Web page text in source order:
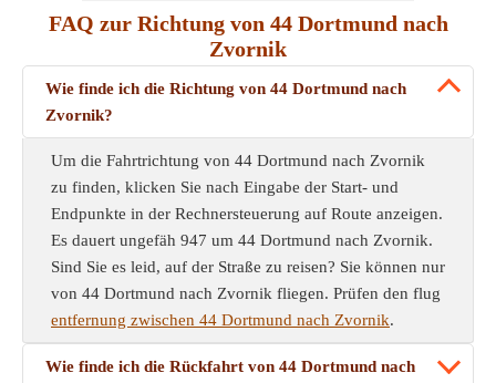
FAQ zur Richtung von 44 Dortmund nach
Zvornik
Wie finde ich die Richtung von 44 Dortmund nach
Zvornik?
Um die Fahrtrichtung von 44 Dortmund nach Zvornik
zu finden, klicken Sie nach Eingabe der Start- und
Endpunkte in der Rechnersteuerung auf Route anzeigen.
Es dauert ungefäh 947 um 44 Dortmund nach Zvornik.
Sind Sie es leid, auf der Straße zu reisen? Sie können nur
von 44 Dortmund nach Zvornik fliegen. Prüfen den flug
entfernung zwischen 44 Dortmund nach Zvornik.
Wie finde ich die Rückfahrt von 44 Dortmund nach